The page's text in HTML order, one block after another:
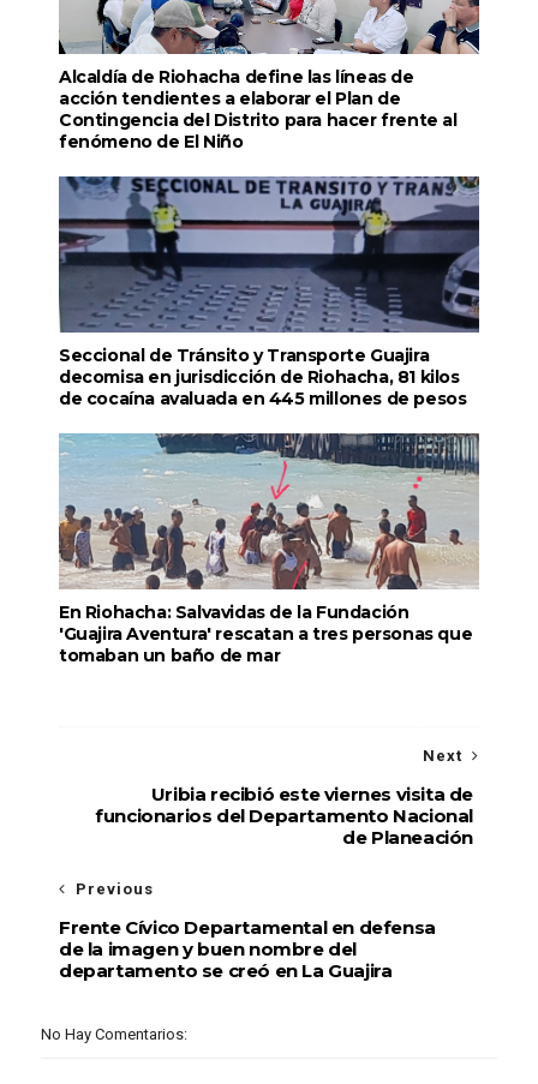
Alcaldía de Riohacha define las líneas de
acción tendientes a elaborar el Plan de
Contingencia del Distrito para hacer frente al
fenómeno de El Niño
Seccional de Tránsito y Transporte Guajira
decomisa en jurisdicción de Riohacha, 81 kilos
de cocaína avaluada en 445 millones de pesos
En Riohacha: Salvavidas de la Fundación
'Guajira Aventura' rescatan a tres personas que
tomaban un baño de mar
Next
Uribia recibió este viernes visita de
funcionarios del Departamento Nacional
de Planeación
Previous
Frente Cívico Departamental en defensa
de la imagen y buen nombre del
departamento se creó en La Guajira
No Hay Comentarios: